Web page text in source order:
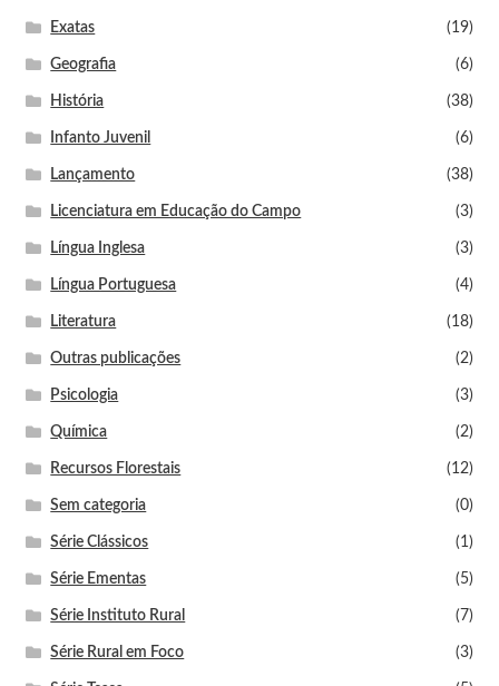
Exatas (19)
Geografia (6)
História (38)
Infanto Juvenil (6)
Lançamento (38)
Licenciatura em Educação do Campo (3)
Língua Inglesa (3)
Língua Portuguesa (4)
Literatura (18)
Outras publicações (2)
Psicologia (3)
Química (2)
Recursos Florestais (12)
Sem categoria (0)
Série Clássicos (1)
Série Ementas (5)
Série Instituto Rural (7)
Série Rural em Foco (3)